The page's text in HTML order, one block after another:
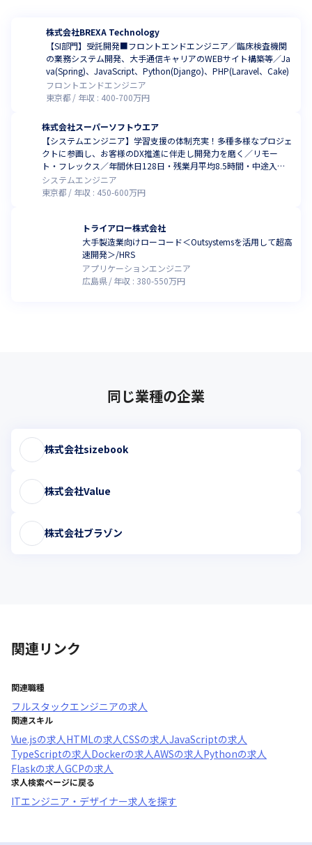
株式会社BREXA Technology
【SI部門】受託開発■フロントエンドエンジニア／臨床検査機関
の業務システム開発、大手通信キャリアのWEBサイト構築等／Ja
va(Spring)、JavaScript、Python(Django)、PHP(Laravel、Cake)
フロントエンドエンジニア
東京都
年収 : 400-700万円
株式会社スーパーソフトウエア
【システムエンジニア】学習支援の体制充実！多種多様なプロジェ
クトに参画し、お客様のDX推進に伴走し開発力を磨く／リモー
ト・フレックス／年間休日128日・残業月平均8.5時間・中途入社
者全員が年収アップ（2025年3月時点）
システムエンジニア
東京都
年収 : 450-600万円
トライアロー株式会社
大手製造業向けローコード＜Outsystemsを活用して超高
速開発＞/HRS
アプリケーションエンジニア
広島県
年収 : 380-550万円
同じ業種の企業
株式会社sizebook
株式会社Value
株式会社ブラゾン
関連リンク
関連職種
フルスタックエンジニアの求人
関連スキル
Vue.jsの求人 HTMLの求人CSSの求人JavaScriptの求人
TypeScriptの求人 Dockerの求人AWSの求人 Pythonの求人
Flaskの求人GCPの求人
求人検索ページに戻る
ITエンジニア・デザイナー求人を探す